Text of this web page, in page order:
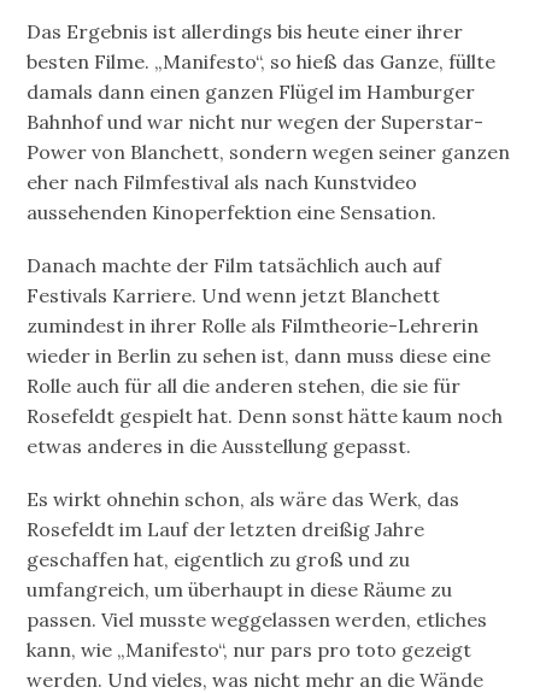
Das Ergebnis ist allerdings bis heute einer ihrer
besten Filme. „Manifesto“, so hieß das Ganze, füllte
damals dann einen ganzen Flügel im Hamburger
Bahnhof und war nicht nur wegen der Superstar-
Power von Blanchett, sondern wegen seiner ganzen
eher nach Filmfestival als nach Kunstvideo
aussehenden Kinoperfektion eine Sensation.
Danach machte der Film tatsächlich auch auf
Festivals Karriere. Und wenn jetzt Blanchett
zumindest in ihrer Rolle als Filmtheorie-Lehrerin
wieder in Berlin zu sehen ist, dann muss diese eine
Rolle auch für all die anderen stehen, die sie für
Rosefeldt gespielt hat. Denn sonst hätte kaum noch
etwas anderes in die Ausstellung gepasst.
Es wirkt ohnehin schon, als wäre das Werk, das
Rosefeldt im Lauf der letzten dreißig Jahre
geschaffen hat, eigentlich zu groß und zu
umfangreich, um überhaupt in diese Räume zu
passen. Viel musste weggelassen werden, etliches
kann, wie „Manifesto“, nur pars pro toto gezeigt
werden. Und vieles, was nicht mehr an die Wände